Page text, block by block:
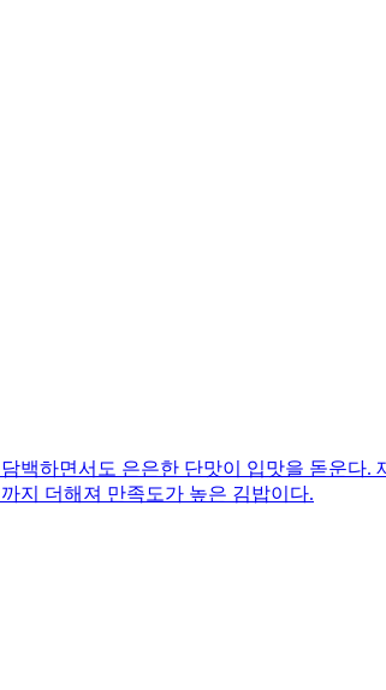
하면서도 은은한 단맛이 입맛을 돋운다.
지 더해져 만족도가 높은 김밥이다.